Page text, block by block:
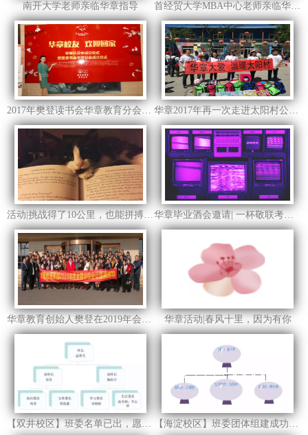
南开大学老师亲临华章指导 首经贸大学MBA中心老师亲临华章指导
2017年樊登读书会华章教育分会成立 华章2017年再一次走进太阳村公益行活动
活动|挑战得了10公里，也能拼搏到联考最后一天！ 华章毕业酒会邀请| 一杯敬联考，一杯敬友谊
华章教育创始人樊登在2019年会上发表20分钟演讲（内附视频） 华章活动|春风十里，因为有你
【双井校区】班委名单已出，愿大家共同努力，梦圆2020 【海淀校区】班委团体组建成功：愿彼此不负年华，不负理想